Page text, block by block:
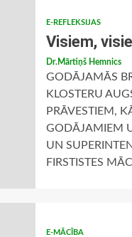
E-REFLEKSIJAS
Visiem,
Dr.Mārtiņš Hemnics
GODĀJAMĀS
KLOSTERU
PRĀVESTIEM,
GODĀJAMIEM
UN
FIRSTISTES
E-MĀCĪBA